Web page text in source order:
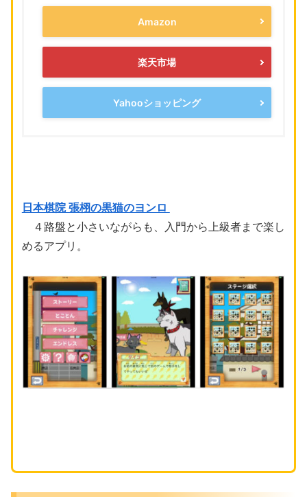
Amazon
楽天市場
Yahooショッピング
日本棋院 張栩の黒猫のヨンロ
４路盤と小さいながらも、入門から上級者まで楽し
めるアプリ。